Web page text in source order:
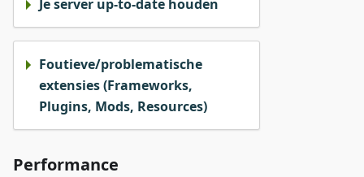
Je server up-to-date houden
Foutieve/problematische
extensies (Frameworks,
Plugins, Mods, Resources)
Performance